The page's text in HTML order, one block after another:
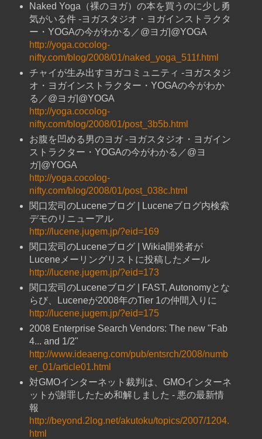
Naked Yoga（裸のヨガ）の本を買うのに少し勇
気がいる件 -ヨガスタジオ・ヨガインストラクタ
ー・YOGAの今がわかる／@ヨガ|@YOGA
http://yoga.cocolog-
nifty.com/blog/2008/01/naked_yoga_511f.html
チャイが生み出すヨガコミュニティ -ヨガスタジ
オ・ヨガインストラクター・YOGAの今がわか
る／@ヨガ|@YOGA
http://yoga.cocolog-
nifty.com/blog/2008/01/post_3b5b.html
お腹を凹める男のヨガ -ヨガスタジオ・ヨガイン
ストラクター・YOGAの今がわかる／@ヨ
ガ|@YOGA
http://yoga.cocolog-
nifty.com/blog/2008/01/post_038c.html
関口宏司のLuceneブログ | Luceneブログ内検索
デモのリニューアル
http://lucene.jugem.jp/?eid=169
関口宏司のLuceneブログ | Wikia開発者が
Luceneメーリングリストに投稿したメール
http://lucene.jugem.jp/?eid=173
関口宏司のLuceneブログ | FAST, Autonomyとな
らび、Luceneが2008年のTier 1の仲間入りに
http://lucene.jugem.jp/?eid=175
2008 Enterprise Search Vendors: The new "Fab
4... and 1/2"
http://www.ideaeng.com/pub/entsrch/2008/numb
er_01/article01.html
対GMOインターネット裁判は、GMOインターネ
ットが謝罪したため和解しました - 悪の最新情
報
http://beyond.2log.net/akutoku/topics/2007/1204.
html